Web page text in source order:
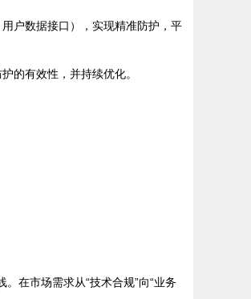
户数据接口），实现精准防护，平
的有效性，并持续优化。
在市场需求从“技术合规”向“业务